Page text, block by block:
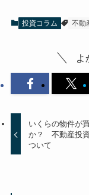
投資コラム 不動
よ
いくらの物件が
か？ 不動産投
ついて